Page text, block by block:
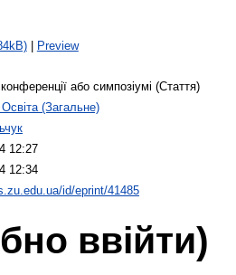
| Preview
або симпозіумі (Стаття)
Освіта (Загальне)
12:27
12:34
id/eprint/41485
ввійти)